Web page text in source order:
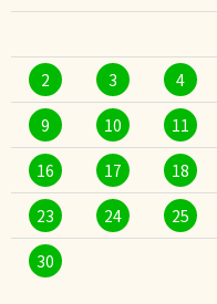
2 3 4
9 10 11
16 17 18
23 24 25
30